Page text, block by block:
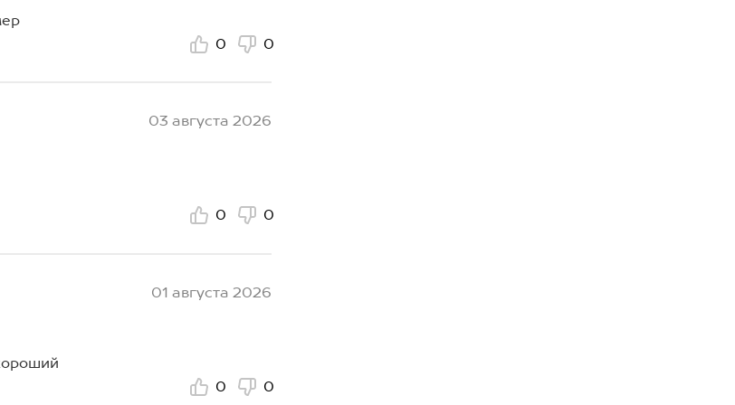
0
0
03 августа 2026
0
0
01 августа 2026
0
0